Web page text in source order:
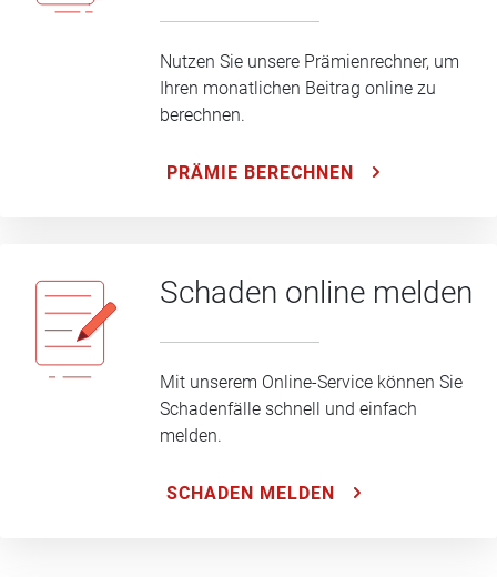
Nutzen Sie unsere Prämienrechner, um
Ihren monatlichen Beitrag online zu
berechnen.
PRÄMIE BERECHNEN
Schaden online melden
Mit unserem Online-Service können Sie
Schadenfälle schnell und einfach
melden.
SCHADEN MELDEN